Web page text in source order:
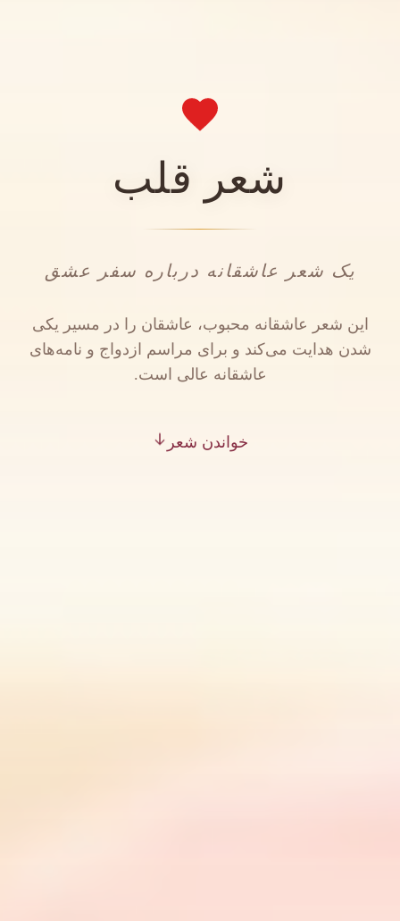
شعر قلب
یک شعر عاشقانه درباره سفر عشق
این شعر عاشقانه محبوب، عاشقان را در مسیر یکی
شدن هدایت می‌کند و برای مراسم ازدواج و نامه‌های
عاشقانه عالی است.
خواندن شعر